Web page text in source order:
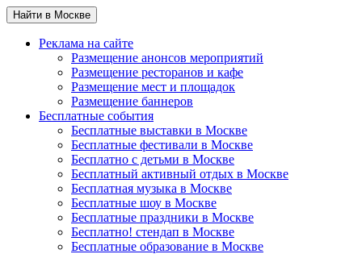
Найти в Москве
Реклама на сайте
Размещение анонсов мероприятий
Размещение ресторанов и кафе
Размещение мест и площадок
Размещение баннеров
Бесплатные события
Бесплатные выставки в Москве
Бесплатные фестивали в Москве
Бесплатно с детьми в Москве
Бесплатный активный отдых в Москве
Бесплатная музыка в Москве
Бесплатные шоу в Москве
Бесплатные праздники в Москве
Бесплатно! стендап в Москве
Бесплатные образование в Москве